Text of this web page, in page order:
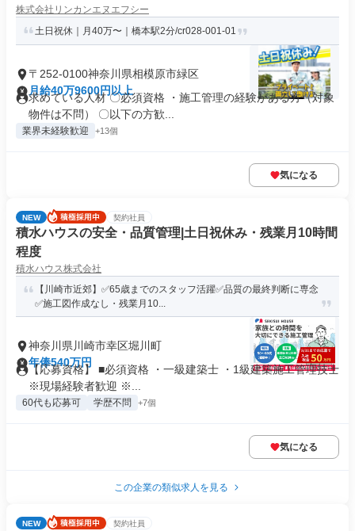
株式会社リンカンエヌエフシー
土日祝休｜月40万〜｜橋本駅2分/cr028-001-01
〒252-0100神奈川県相模原市緑区
月給40万9600円以上
求めている人材 〇必須資格 ・施工管理の経験がある方（対象
物件は不問） 〇以下の方歓...
業界未経験歓迎 +13個
気になる
NEW 契約社員
積水ハウスの安全・品質管理|土日祝休み・残業月10時間
程度
積水ハウス株式会社
【川崎市近郊】✅65歳までのスタッフ活躍✅品質の最終判断に専念
✅施工図作成なし・残業月10...
神奈川県川崎市幸区堀川町
年俸540万円
【応募資格】 ■必須資格 ・一級建築士 ・1級建築施工管理技士
※現場経験者歓迎 ※...
60代も応募可 学歴不問 +7個
気になる
この企業の類似求人を見る
NEW 契約社員